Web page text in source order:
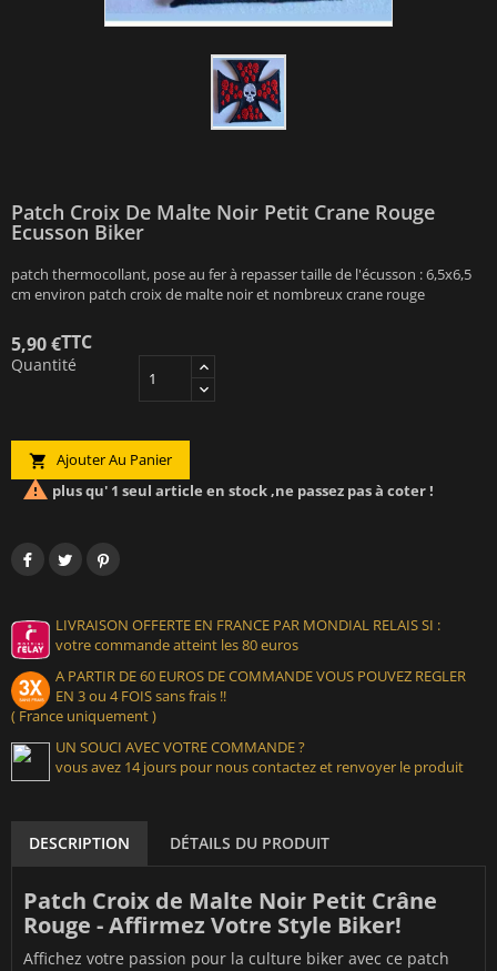
Patch Croix De Malte Noir Petit Crane Rouge
Ecusson Biker
patch thermocollant, pose au fer à repasser taille de l'écusson : 6,5x6,5
cm environ patch croix de malte noir et nombreux crane rouge
5,90 €TTC
Quantité
 Ajouter Au Panier
 plus qu' 1 seul article en stock ,ne passez pas à coter !
LIVRAISON OFFERTE EN FRANCE PAR MONDIAL RELAIS SI :
votre commande atteint les 80 euros
A PARTIR DE 60 EUROS DE COMMANDE VOUS POUVEZ REGLER
EN 3 ou 4 FOIS sans frais !!
( France uniquement )
UN SOUCI AVEC VOTRE COMMANDE ?
vous avez 14 jours pour nous contactez et renvoyer le produit
DESCRIPTION DÉTAILS DU PRODUIT
Patch Croix de Malte Noir Petit Crâne
Rouge - Affirmez Votre Style Biker!
Affichez votre passion pour la culture biker avec ce patch